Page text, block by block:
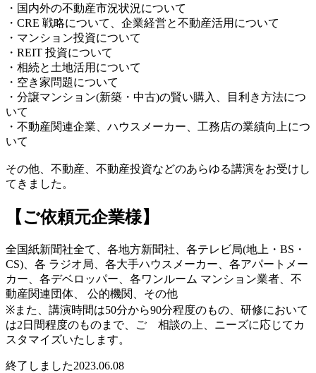
・国内外の不動産市況状況について
・CRE 戦略について、企業経営と不動産活用について
・マンション投資について
・REIT 投資について
・相続と土地活用について
・空き家問題について
・分譲マンション(新築・中古)の賢い購入、目利き方法につ
いて
・不動産関連企業、ハウスメーカー、工務店の業績向上につ
いて
その他、不動産、不動産投資などのあらゆる講演をお受けし
てきました。
【ご依頼元企業様】
全国紙新聞社全て、各地方新聞社、各テレビ局(地上・BS・
CS)、各 ラジオ局、各大手ハウスメーカー、各アパートメー
カー、各デベロッパー、各ワンルーム マンション業者、不
動産関連団体、 公的機関、その他
※また、講演時間は50分から90分程度のもの、研修において
は2日間程度のものまで、ご゙相談の上、ニーズに応じてカ
スタマイズいたします。
終了しました2023.06.08